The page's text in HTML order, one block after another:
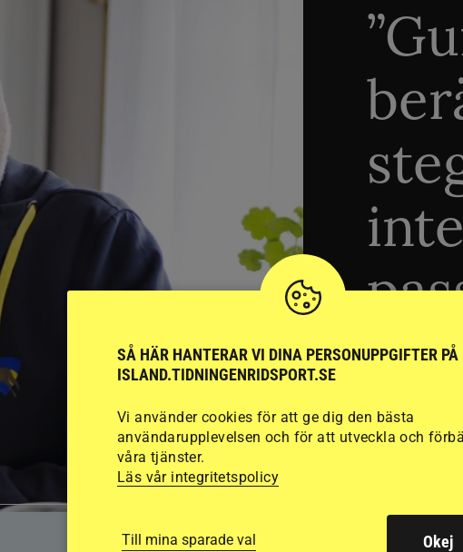
Del 1Att rida
fart.
det många
SÅ HÄR HANTERAR VI DINA PERSONUPPGIFTER PÅ
ISLAND.TIDNINGENRIDSPORT.SE
Vi använder cookies för att ge dig den bästa
användarupplevelsen och för att utveckla och
våra tjänster.
Läs vår integritetspolicy
Till mina sparade val Okej